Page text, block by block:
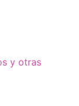
y otras